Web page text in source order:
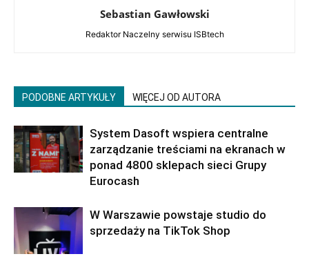
Sebastian Gawłowski
Redaktor Naczelny serwisu ISBtech
PODOBNE ARTYKUŁY WIĘCEJ OD AUTORA
System Dasoft wspiera centralne
zarządzanie treściami na ekranach w
ponad 4800 sklepach sieci Grupy
Eurocash
W Warszawie powstaje studio do
sprzedaży na TikTok Shop